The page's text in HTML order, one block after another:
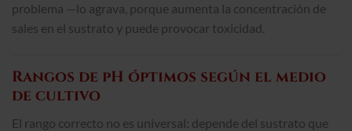
problema —lo agrava, porque aumenta la concentración de
sales en el sustrato y puede provocar toxicidad.
Rangos de pH óptimos según el medio
de cultivo
El rango correcto no es universal: depende del sustrato que